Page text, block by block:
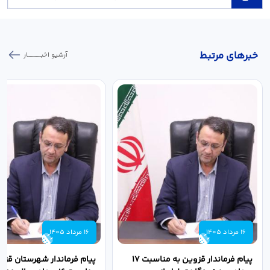
خبر‌های مرتبط آرشیو اخبـــــــــــار
16 مرداد 1405
پیام فرماندار قزوین به مناسبت ۱۷
16 مرداد 1405
پیام فرماندار شهرستان